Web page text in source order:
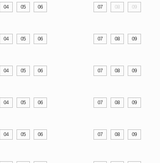
04 05 06 07 08 09
04 05 06 07 08 09
04 05 06 07 08 09
04 05 06 07 08 09
04 05 06 07 08 09